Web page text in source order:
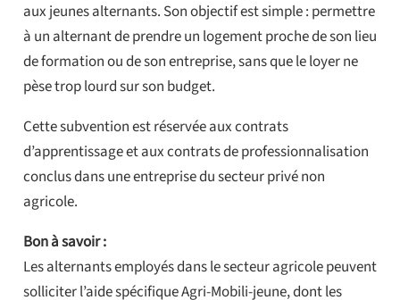
aux jeunes alternants. Son objectif est simple : permettre
à un alternant de prendre un logement proche de son lieu
de formation ou de son entreprise, sans que le loyer ne
pèse trop lourd sur son budget.
Cette subvention est réservée aux contrats
d’apprentissage et aux contrats de professionnalisation
conclus dans une entreprise du secteur privé non
agricole.
Bon à savoir :
Les alternants employés dans le secteur agricole peuvent
solliciter l’aide spécifique Agri-Mobili-jeune, dont les